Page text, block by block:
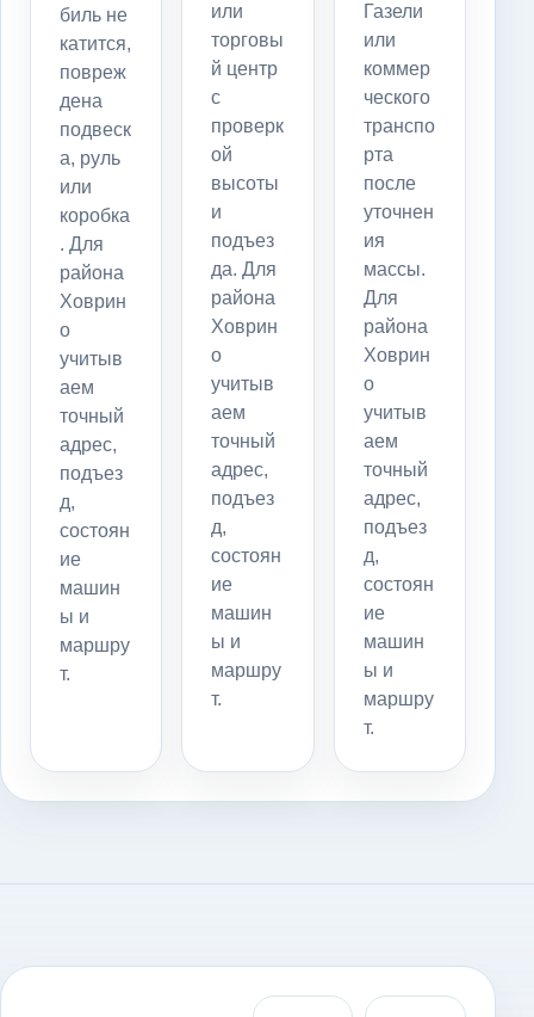
биль не
катится,
повреж
дена
подвеск
а, руль
или
коробка
. Для
района
Ховрин
о
учитыв
аем
точный
адрес,
подъез
д,
состоян
ие
машин
ы и
маршру
т.
или
торговы
й центр
с
проверк
ой
высоты
и
подъез
да. Для
района
Ховрин
о
учитыв
аем
точный
адрес,
подъез
д,
состоян
ие
машин
ы и
маршру
т.
Газели
или
коммер
ческого
транспо
рта
после
уточнен
ия
массы.
Для
района
Ховрин
о
учитыв
аем
точный
адрес,
подъез
д,
состоян
ие
машин
ы и
маршру
т.